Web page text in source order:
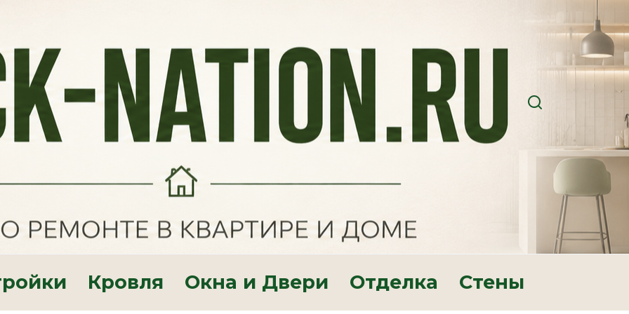
Кровля Окна и Двери Отделка Стены